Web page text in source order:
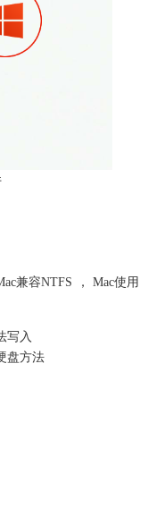
、APFS等。这种方法会
兼容NTFS ，
Mac使用
写入
盘方法